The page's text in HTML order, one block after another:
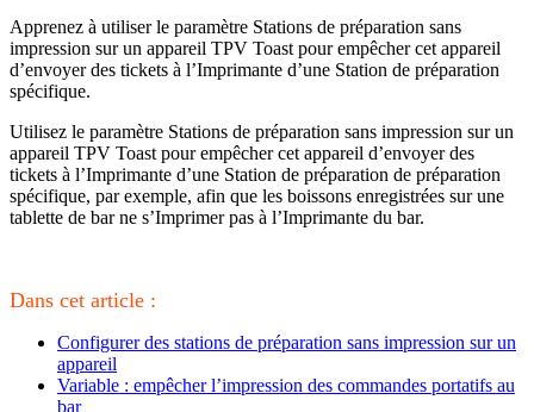
Apprenez à utiliser le paramètre Stations de préparation sans
impression sur un appareil TPV Toast pour empêcher cet appareil
d’envoyer des tickets à l’Imprimante d’une Station de préparation
spécifique.
Utilisez le paramètre Stations de préparation sans impression sur un
appareil TPV Toast pour empêcher cet appareil d’envoyer des
tickets à l’Imprimante d’une Station de préparation de préparation
spécifique, par exemple, afin que les boissons enregistrées sur une
tablette de bar ne s’Imprimer pas à l’Imprimante du bar.
Dans cet article :
Configurer des stations de préparation sans impression sur un
appareil
Variable : empêcher l’impression des commandes portatifs au
bar